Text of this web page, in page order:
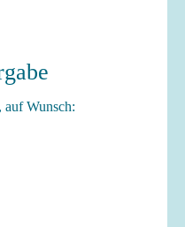
auf Wunsch: